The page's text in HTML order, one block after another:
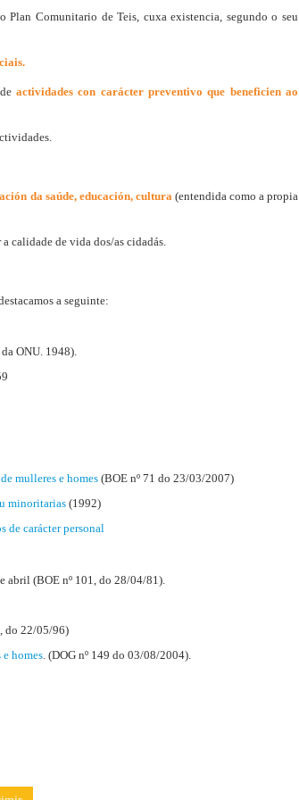
Comunitario de Teis, cuxa existencia, segundo o seu
actividades con carácter preventivo que beneficien ao
da saúde, educación, cultura (entendida como a propia
calidade de vida dos/as cidadás.
a seguinte:
ONU. 1948).
mulleres e homes(BOE nº 71 do 23/03/2007)
minoritarias (1992)
de carácter personal
abril (BOE nº 101, do 28/04/81).
do 22/05/96)
homes. (DOG nº 149 do 03/08/2004).